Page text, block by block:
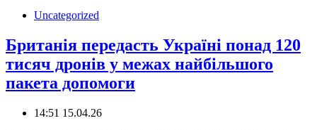
Uncategorized
Британія передасть Україні понад 120
тисяч дронів у межах найбільшого
пакета допомоги
14:51 15.04.26